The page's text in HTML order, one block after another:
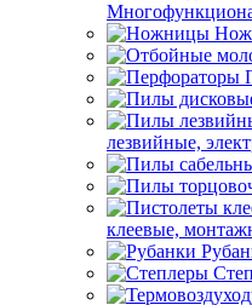
лезвийные,
клеевые,